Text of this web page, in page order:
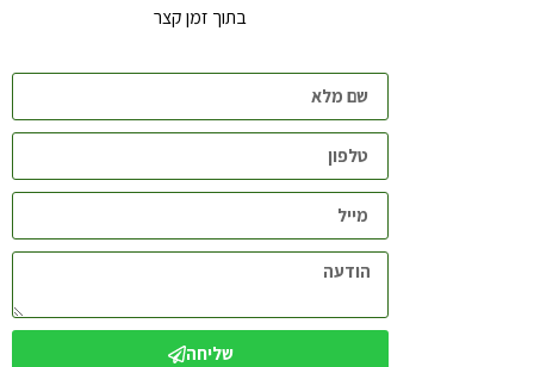
בתוך זמן קצר
שליחה